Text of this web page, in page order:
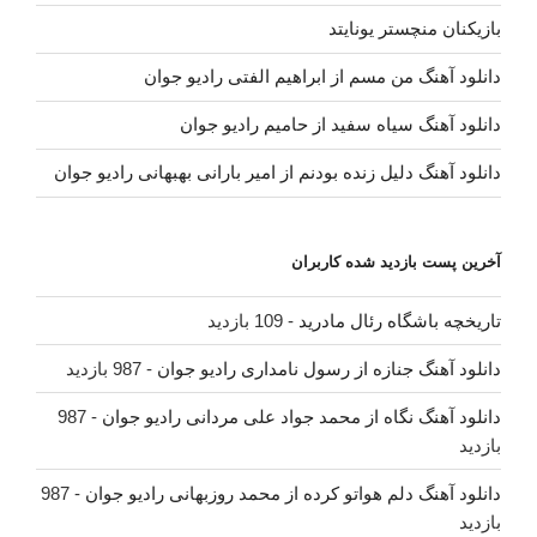
بازیکنان منچستر یونایتد
دانلود آهنگ من مسم از ابراهیم الفتی رادیو جوان
دانلود آهنگ سیاه سفید از حامیم رادیو جوان
دانلود آهنگ دلیل زنده بودنم از امیر بارانی بهبهانی رادیو جوان
آخرین پست بازدید شده کاربران
تاریخچه باشگاه رئال مادرید - 109 بازدید
دانلود آهنگ جنازه از رسول نامداری رادیو جوان - 987 بازدید
دانلود آهنگ نگاه از محمد جواد علی مردانی رادیو جوان
- 987
بازدید
دانلود آهنگ دلم هواتو کرده از محمد روزبهانی رادیو جوان
- 987
بازدید